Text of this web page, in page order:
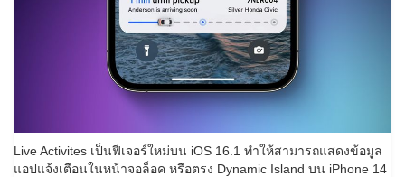
Live Activites เป็นฟีเจอร์ใหม่บน iOS 16.1 ทำให้สามารถแสดงข้อมูล
แอปแจ้งเตือนในหน้าจอล็อค หรือตรง Dynamic Island บน iPhone 14